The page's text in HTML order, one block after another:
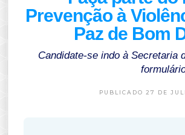
Prevenção à
Paz de Bom
Candidate-se indo à Secretaria
PUBLICADO 27 DE